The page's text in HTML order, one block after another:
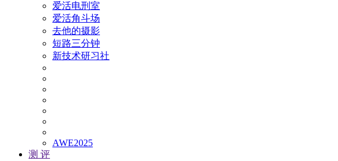
爱活电刑室
爱活角斗场
去他的摄影
短路三分钟
新技术研习社
AWE2025
测 评